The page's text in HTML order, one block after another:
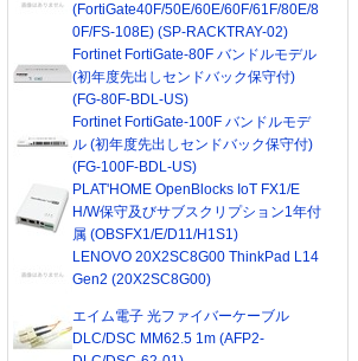
(FortiGate40F/50E/60E/60F/61F/80E/8
0F/FS-108E) (SP-RACKTRAY-02)
Fortinet FortiGate-80F バンドルモデル
(初年度先出しセンドバック保守付)
(FG-80F-BDL-US)
Fortinet FortiGate-100F バンドルモデ
ル (初年度先出しセンドバック保守付)
(FG-100F-BDL-US)
PLAT'HOME OpenBlocks IoT FX1/E
H/W保守及びサブスクリプション1年付
属 (OBSFX1/E/D11/H1S1)
LENOVO 20X2SC8G00 ThinkPad L14
Gen2 (20X2SC8G00)
エイム電子 光ファイバーケーブル
DLC/DSC MM62.5 1m (AFP2-